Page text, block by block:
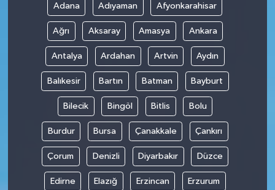
Adana Adıyaman Afyonkarahisar
Ağrı Aksaray Amasya Ankara
Antalya Ardahan Artvin Aydın
Balıkesir Bartın Batman Bayburt
Bilecik Bingöl Bitlis Bolu
Burdur Bursa Çanakkale Çankırı
Çorum Denizli Diyarbakır Düzce
Edirne Elazığ Erzincan Erzurum